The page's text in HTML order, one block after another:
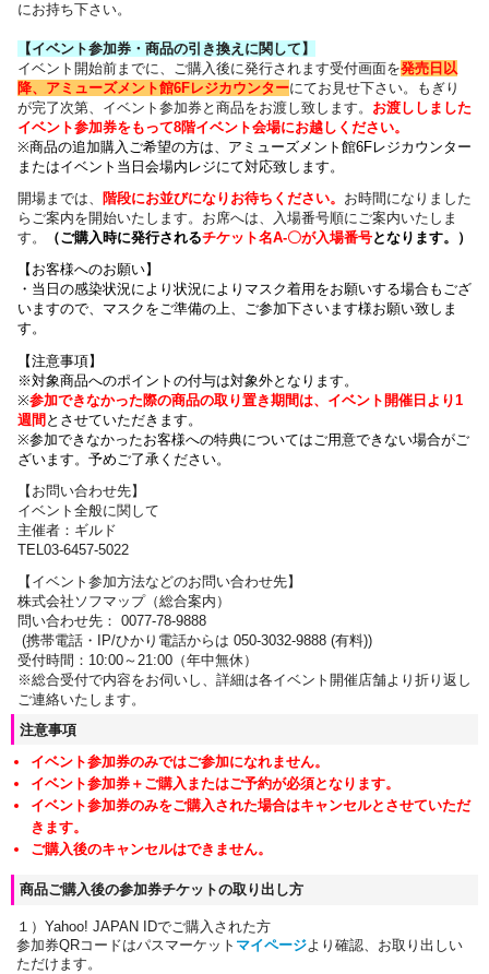
にお持ち下さい。
【イベント参加券・商品の引き換えに関して】
イベント開始前までに、ご購入後に発行されます受付画面を発売日以
降、アミューズメント館6Fレジカウンターにてお見せ下さい。もぎり
が完了次第、イベント参加券と商品をお渡し致します。 お渡ししました
イベント参加券をもって8階イベント会場にお越しください。
※商品の追加購入ご希望の方は、 アミューズメント館6Fレジカウンター
またはイベント当日会場内レジにて対応致します。
開場までは、
階段にお並びになりお待ちください。 お時間になりました
らご案内を開始いたします。お席へは、入場番号順にご案内いたしま
す。
（ご購入時に発行されるチケット名A-〇が入場番号となります。）
【お客様へのお願い】
・ 当日の感染状況により 状況によりマスク着用をお願いする場合もござ
いますので、 マスクをご準備の上、ご参加下さいます様お願い致しま
す。
【注意事項】
※対象商品へのポイントの付与は対象外となります。
※参加できなかった際の商品の取り置き期間は、イベント開催日より1
週間とさせていただきます。
※参加できなかったお客様への特典についてはご用意できない場合がご
ざいます。 予めご了承ください。
【お問い合わせ先】
イベント全般に関して
主催者：ギルド
TEL03-6457-5022
【イベント参加方法などのお問い合わせ先】
株式会社ソフマップ（総合案内）
問い合わせ先： 0077-78-9888
(携帯電話・IP/ひかり電話からは 050-3032-9888 (有料))
受付時間：10:00～21:00（年中無休）
※総合受付で内容をお伺いし、詳細は各イベント開催店舗より折り返し
ご連絡いたします。
注意事項
イベント参加券のみではご参加になれません。
イベント参加券＋ご購入またはご予約が必須となります。
イベント参加券のみをご購入された場合はキャンセルとさせていただ
きます。
ご購入後のキャンセルはできません。
商品ご購入後の参加券チケットの取り出し方
１）Yahoo! JAPAN IDでご購入された方
参加券QRコードはパスマーケット マイページより確認、お取り出しい
ただけます。